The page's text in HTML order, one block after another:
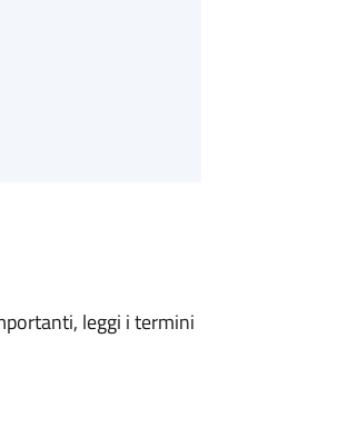
leggi i termini